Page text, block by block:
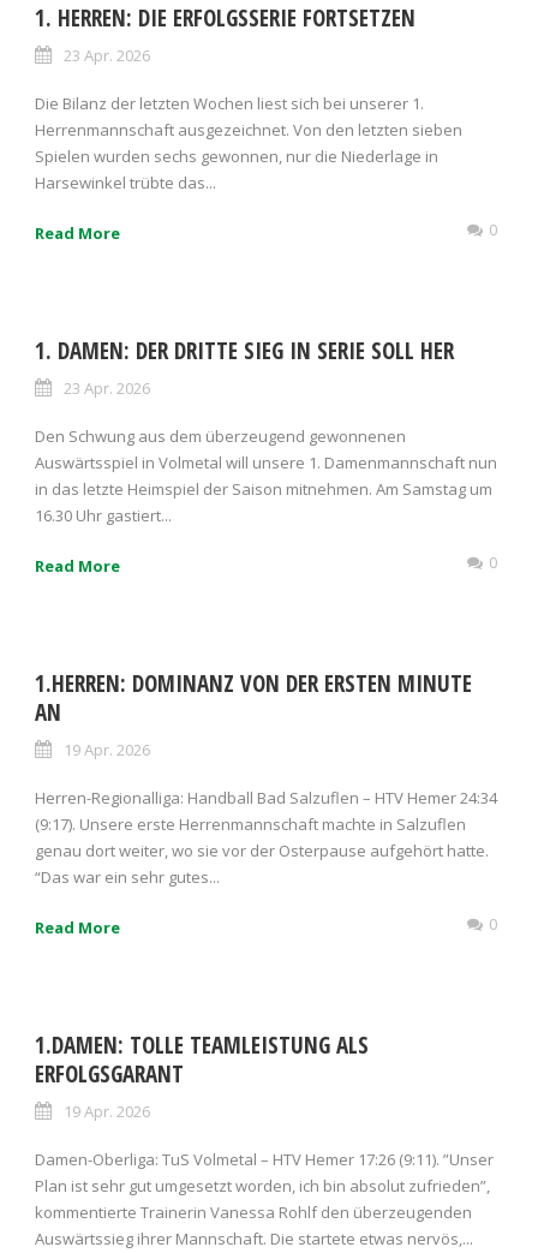
1. HERREN: DIE ERFOLGSSERIE FORTSETZEN
23 Apr. 2026
Die Bilanz der letzten Wochen liest sich bei unserer 1.
Herrenmannschaft ausgezeichnet. Von den letzten sieben
Spielen wurden sechs gewonnen, nur die Niederlage in
Harsewinkel trübte das...
Read More 0
1. DAMEN: DER DRITTE SIEG IN SERIE SOLL HER
23 Apr. 2026
Den Schwung aus dem überzeugend gewonnenen
Auswärtsspiel in Volmetal will unsere 1. Damenmannschaft nun
in das letzte Heimspiel der Saison mitnehmen. Am Samstag um
16.30 Uhr gastiert...
Read More 0
1.HERREN: DOMINANZ VON DER ERSTEN MINUTE
AN
19 Apr. 2026
Herren-Regionalliga: Handball Bad Salzuflen – HTV Hemer 24:34
(9:17). Unsere erste Herrenmannschaft machte in Salzuflen
genau dort weiter, wo sie vor der Osterpause aufgehört hatte.
“Das war ein sehr gutes...
Read More 0
1.DAMEN: TOLLE TEAMLEISTUNG ALS
ERFOLGSGARANT
19 Apr. 2026
Damen-Oberliga: TuS Volmetal – HTV Hemer 17:26 (9:11). ”Unser
Plan ist sehr gut umgesetzt worden, ich bin absolut zufrieden”,
kommentierte Trainerin Vanessa Rohlf den überzeugenden
Auswärtssieg ihrer Mannschaft. Die startete etwas nervös,...